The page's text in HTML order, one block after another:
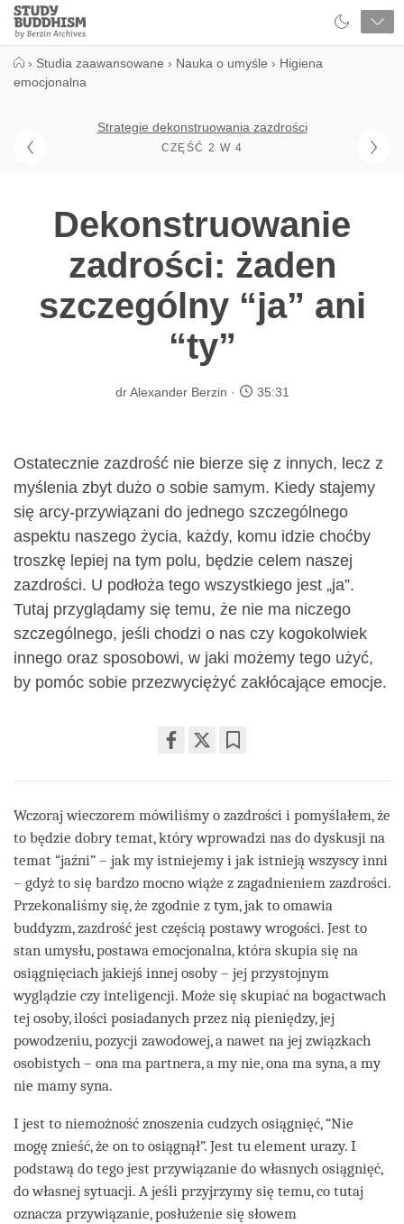
Close
Study
Buddhism
› Studia zaawansowane › Nauka o umyśle › Higiena
emocjonalna
Strategie dekonstruowania zazdrości
CZĘŚĆ 2 W 4
Dekonstruowanie
zadrości: żaden
szczególny “ja” ani
“ty”
dr Alexander Berzin 35:31
Ostatecznie zazdrość nie bierze się z innych, lecz z
myślenia zbyt dużo o sobie samym. Kiedy stajemy
się arcy-przywiązani do jednego szczególnego
aspektu naszego życia, każdy, komu idzie choćby
troszkę lepiej na tym polu, będzie celem naszej
zazdrości. U podłoża tego wszystkiego jest „ja”.
Tutaj przyglądamy się temu, że nie ma niczego
szczególnego, jeśli chodzi o nas czy kogokolwiek
innego oraz sposobowi, w jaki możemy tego użyć,
by pomóc sobie przezwyciężyć zakłócające emocje.
on
facebook
Wczoraj wieczorem mówiliśmy o zazdrości i pomyślałem, że
to będzie dobry temat, który wprowadzi nas do dyskusji na
temat “jaźni” – jak my istniejemy i jak istnieją wszyscy inni
– gdyż to się bardzo mocno wiąże z zagadnieniem zazdrości.
Przekonaliśmy się, że zgodnie z tym, jak to omawia
buddyzm, zazdrość jest częścią postawy wrogości. Jest to
stan umysłu, postawa emocjonalna, która skupia się na
osiągnięciach jakiejś innej osoby – jej przystojnym
wyglądzie czy inteligencji. Może się skupiać na bogactwach
tej osoby, ilości posiadanych przez nią pieniędzy, jej
powodzeniu, pozycji zawodowej, a nawet na jej związkach
osobistych – ona ma partnera, a my nie, ona ma syna, a my
nie mamy syna.
I jest to niemożność znoszenia cudzych osiągnięć, “Nie
mogę znieść, że on to osiągnął”. Jest tu element urazy. I
podstawą do tego jest przywiązanie do własnych osiągnięć,
do własnej sytuacji. A jeśli przyjrzymy się temu, co tutaj
oznacza przywiązanie, posłużenie się słowem